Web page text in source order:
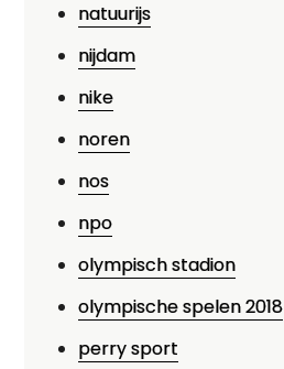
natuurijs
nijdam
nike
noren
nos
npo
olympisch stadion
olympische spelen 2018
perry sport